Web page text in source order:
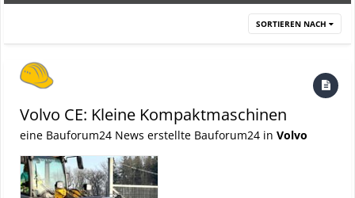
SORTIEREN NACH
Volvo CE: Kleine Kompaktmaschinen
eine Bauforum24 News erstellte Bauforum24 in Volvo